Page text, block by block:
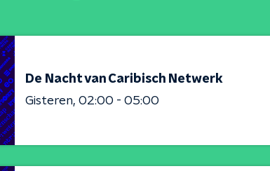
De Nacht van Caribisch Netwerk
Gisteren 02:00 - 05:00